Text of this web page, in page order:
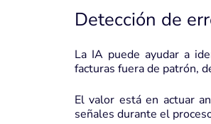
Detección de
La IA puede ayudar a
facturas fuera de patrón,
El valor está en actuar
señales durante el